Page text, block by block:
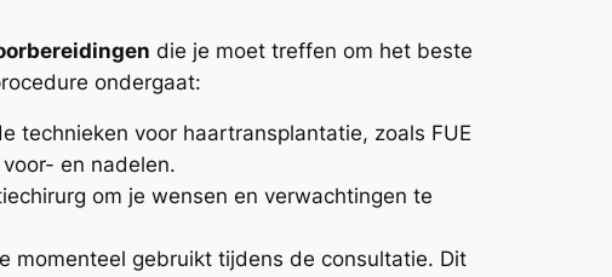
die je moet treffen om het beste
ondergaat:
technieken voor haartransplantatie, zoals FUE
en nadelen.
om je wensen en verwachtingen te
momenteel gebruikt tijdens de consultatie. Dit